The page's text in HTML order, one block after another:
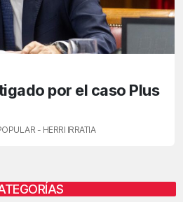
por el caso Plus
- HERRI IRRATIA